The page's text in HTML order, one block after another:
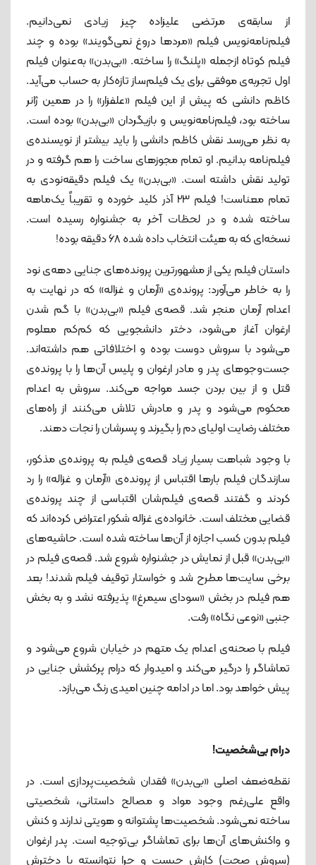
از سابقه‌ی مرتضی علیزاده چیز زیادی نمی‌دانیم.
فیلم‌نامه‌نویس فیلم «مردها دروغ نمی‌گویند» بوده و چند
فیلم کوتاه ازجمله «پلنگ» را ساخته. «بی‌بدن» به‌عنوان فیلم
اول تجربه‌ی موفقی برای یک فیلم‌ساز تازه‌کار به حساب می‌آید.
کاظم دانشی که پیش از این فیلم «علفزار» را در همین ژانر
ساخته بود، فیلم‌نامه‌نویس و بازیگردان «بی‌بدن» بوده است.
به نظر می‌رسد نقش کاظم دانشی را باید بیشتر از نویسنده‌ی
فیلم‌نامه بدانیم. او تمام مجوزهای ساخت را هم گرفته و در
تولید نقش داشته است. «بی‌بدن» یک فیلم دقیقه‌نودی به
تمام معناست! فیلم 23 آذر کلید خورده و تقریباً یک‌ماهه
ساخته شده و در لحظات آخر به جشنواره رسیده است.
نسخه‌ای که به هیئت انتخاب داده شده 68 دقیقه بوده!
داستان فیلم یکی از مشهورترین پرونده‌های جنایی دهه‌‌ی نود
را به خاطر می‌آورد: پرونده‌ی «آرمان و غزاله» که در نهایت به
اعدام آرمان منجر شد. قصه‌ی فیلم «بی‌بدن» با گم شدن
ارغوان آغاز می‌شود، دختر دانشجویی که کم‌کم معلوم
می‌شود با سروش دوست بوده و اختلافاتی هم داشته‌اند.
جست‌وجوهای پدر و مادر ارغوان و پلیس آن‌ها را با پرونده‌ی
قتل و از بین بردن جسد مواجه می‌کند. سروش به اعدام
محکوم می‌شود و پدر و مادرش تلاش می‌کنند از راه‌های
مختلف رضایت اولیای دم را بگیرند و پسرشان را نجات دهند.
با وجود شباهت بسیار زیاد قصه‌ی فیلم به پرونده‌ی مذکور،
سازندگان فیلم بارها اقتباس از پرونده‌ی «آرمان و غزاله» را رد
کردند و گفتند قصه‌ی فیلم‌شان اقتباسی از چند پرونده‌ی
قضایی مختلف است. خانواده‌ی غزاله شکور اعتراض کرده‌اند که
فیلم بدون کسب اجازه از آن‌ها ساخته شده است. حاشیه‌های
«بی‌بدن» قبل از نمایش در جشنواره شروع شد. قصه‌ی فیلم در
برخی سایت‌ها مطرح شد و خواستار توقیف فیلم شدند! بعد
هم فیلم در بخش «سودای سیمرغ» پذیرفته نشد و به بخش
جنبی «نوعی نگاه» رفت.
فیلم با صحنه‌ی اعدام یک متهم در خیابان شروع می‌شود و
تماشاگر را درگیر می‌کند و امیدوار که درام پرکشش جنایی در
پیش خواهد بود. اما در ادامه چنین امیدی رنگ می‌بازد.
درام بی‌شخصیت!
نقطه‌ضعف اصلی «بی‌بدن» فقدان شخصیت‌پردازی است. در
واقع علی‌رغم وجود مواد و مصالح داستانی، شخصیتی
ساخته نمی‌شود. شخصیت‌ها پشتوانه و هویتی ندارند و کنش
و واکنش‌های آن‌ها برای تماشاگر بی‌توجیه است. پدر ارغوان
(سروش صحت) کارش چیست و چرا نتوانسته با دخترش